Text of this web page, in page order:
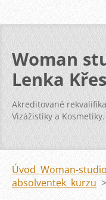
Woman
Lenka
Akreditované
Vizážistiky a
kurzy svatba vizáž
Úvod Woman-studio
absolventek kurzu >